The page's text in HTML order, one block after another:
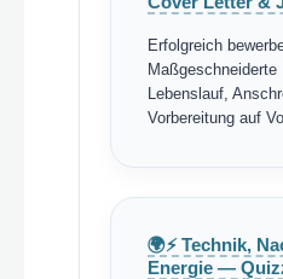
Erfolgreich
Lebenslauf,
Vorbereitung auf
🌍⚡ Technik,
Energie —